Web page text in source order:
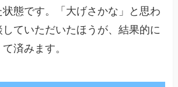
態です。「大げさかな」と思わ
ていただいたほうが、結果的に
済みます。